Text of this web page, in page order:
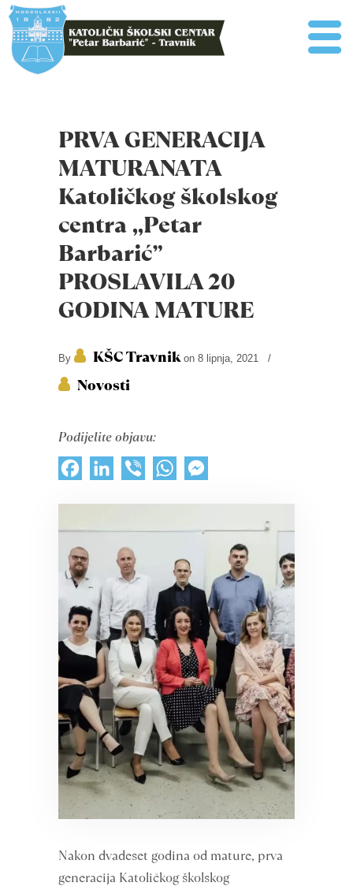
PRVA GENERACIJA
MATURANATA
Katoličkog školskog
centra ,,Petar
Barbarić”
PROSLAVILA 20
GODINA MATURE
By KŠC Travnikon 8 lipnja, 2021 /
Novosti
Podijelite objavu:
FacebookLinkedInViber WhatsApp
Nakon dvadeset godina od mature, prva
generacija Katoličkog školskog